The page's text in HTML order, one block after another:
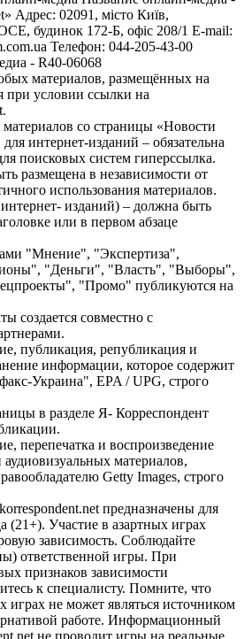
Адрес: 02091, місто Київ,
будинок 172-Б, офіс 208/1 E-mail:
Телефон: 044-205-43-00
- R40-06068
материалов, размещённых на
при условии ссылки на
со страницы «Новости
интернет-изданий – обязательна
поисковых систем гиперссылка.
размещена в независимости от
использования материалов.
изданий) – должна быть
или в первом абзаце
"Мнение", "Экспертиза",
"Деньги", "Власть", "Выборы",
"Промо" публикуются на
создается совместно с
публикация, републикация и
информации, которое содержит
Украина", EPA / UPG, строго
в разделе Я- Корреспондент
перепечатка и воспроизведение
материалов,
Getty Images, строго
предназначены для
(21+). Участие в азартных играх
зависимость. Соблюдайте
ответственной игры. При
признаков зависимости
к специалисту. Помните, что
играх не может являться источником
работе. Информационный
не проводит игры на реальные